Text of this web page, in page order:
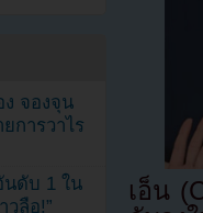
เอ็น
จองจุน
การวาไร
นดับ 1 ใน
วลือ!”